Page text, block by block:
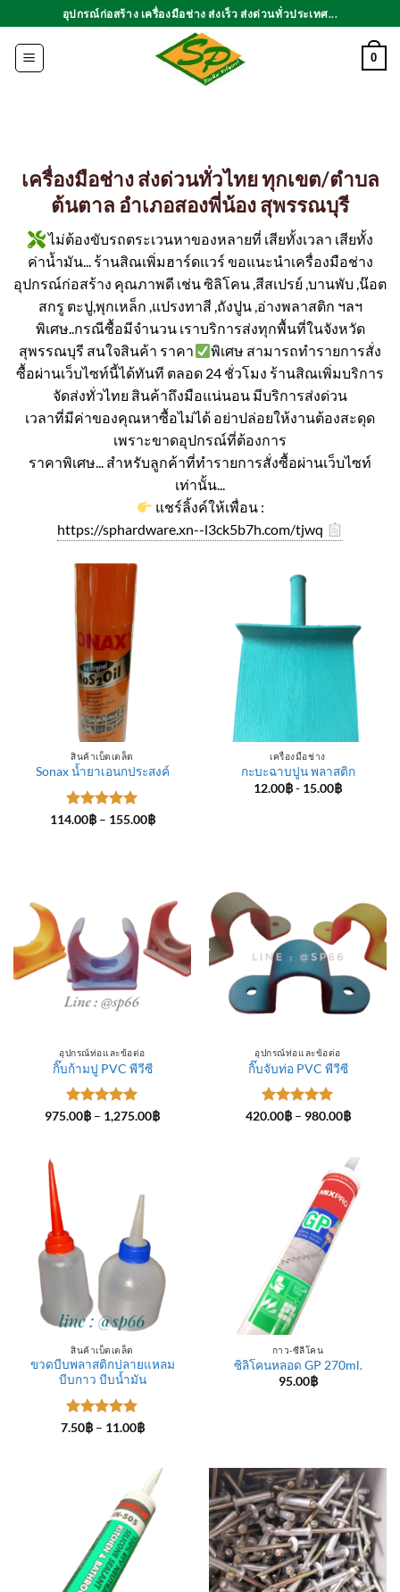
ไป
เนื้อหา
อุปกรณ์ก่อสร้าง เครื่องมือช่าง ส่งเร็ว ส่งด่วนทั่วประเทศ...
0
เครื่องมือช่าง ส่งด่วนทั่วไทย ทุกเขต/ตำบล
ต้นตาล อำเภอสองพี่น้อง สุพรรณบุรี
ไม่ต้องขับรถตระเวนหาของหลายที่ เสียทั้งเวลา เสียทั้ง
ค่าน้ำมัน... ร้านสิณเพิ่มฮาร์ดแวร์ ขอแนะนำเครื่องมือช่าง
อุปกรณ์ก่อสร้าง คุณภาพดี เช่น ซิลิโคน ,สีสเปรย์ ,บานพับ ,น๊อต
สกรู ตะปู,พุกเหล็ก ,แปรงทาสี ,ถังปูน ,อ่างพลาสติก ฯลฯ
พิเศษ..กรณีซื้อมีจำนวน เราบริการส่งทุกพื้นที่ในจังหวัด
สุพรรณบุรี สนใจสินค้า ราคา
พิเศษ สามารถทำรายการสั่ง
ซื้อผ่านเว็บไซท์นี้ได้ทันที ตลอด 24 ชั่วโมง ร้านสิณเพิ่มบริการ
จัดส่งทั่วไทย สินค้าถึงมือแน่นอน มีบริการส่งด่วน
เวลาที่มีค่าของคุณหาซื้อไม่ได้ อย่าปล่อยให้งานต้องสะดุด
เพราะขาดอุปกรณ์ที่ต้องการ
ราคาพิเศษ... สำหรับลูกค้าที่ทำรายการสั่งซื้อผ่านเว็บไซท์
เท่านั้น...
แชร์ลิ้งค์ให้เพื่อน :
https://sphardware.xn--l3ck5b7h.com/tjwq
สินค้าเบ็ดเตล็ด
Sonax น้ำยาเอนกประสงค์
ให้คะแนน
114.00฿ – 155.00฿Price
เครื่องมือช่าง
กะบะฉาบปูน พลาสติก
12.00฿- 15.00฿
อุปกรณ์ท่อและข้อต่อ
กิ๊บก้ามปู PVC พีวีซี
ให้คะแนน
975.00฿ – 1,275.00฿Price
อุปกรณ์ท่อและข้อต่อ
กิ๊บจับท่อ PVC พีวีซี
ให้คะแนน
420.00฿ – 980.00฿Price
980.00฿
สินค้าเบ็ดเตล็ด
ขวดบีบพลาสติกปลายแหลม
บีบกาว บีบน้ำมัน
ให้คะแนน
7.50฿ – 11.00฿Price
11.00฿
กาว-ซีลีโคน
ซิลิโคนหลอด GP 270ml.
95.00฿